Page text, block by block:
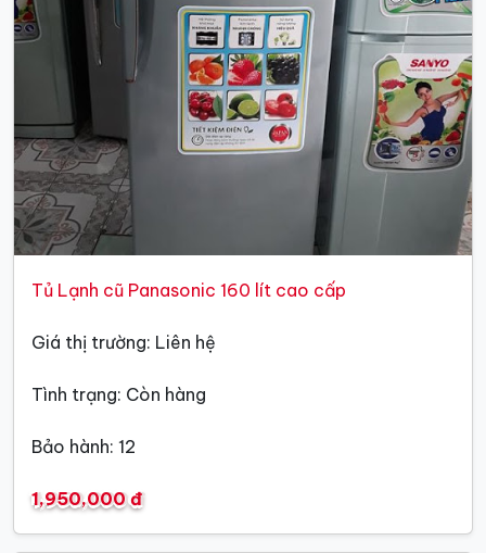
Tủ Lạnh cũ Panasonic 160 lít cao cấp
Giá thị trường: Liên hệ
Tình trạng: Còn hàng
Bảo hành: 12
1,950,000 đ